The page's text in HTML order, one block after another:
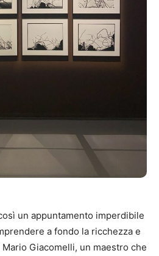
un appuntamento imperdibile
a fondo la ricchezza e
Giacomelli, un maestro che